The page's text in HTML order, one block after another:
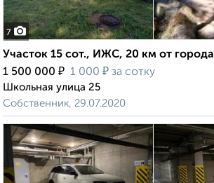
7
Участок 15 сот., ИЖС, 20 км от города
1 500 000 ₽ 1 000 ₽ за сотку
Школьная улица 25
Собственник, 29.07.2020